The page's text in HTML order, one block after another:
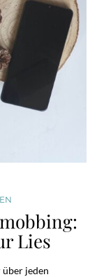
Lies
über jeden